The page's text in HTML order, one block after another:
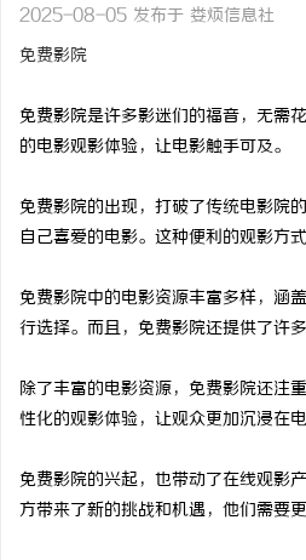
2025-08-05 发布于 娄烦信息社
免费影院
免费影院是许多影迷们的福音，无需
的电影观影体验，让电影触手可及。
免费影院的出现，打破了传统电影院
自己喜爱的电影。这种便利的观影方
免费影院中的电影资源丰富多样，涵
行选择。而且，免费影院还提供了许
除了丰富的电影资源，免费影院还注
性化的观影体验，让观众更加沉浸在
免费影院的兴起，也带动了在线观影
方带来了新的挑战和机遇，他们需要